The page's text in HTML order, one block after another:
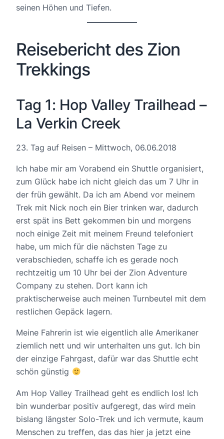
seinen Höhen und Tiefen.
Reisebericht des Zion
Trekkings
Tag 1: Hop Valley Trailhead –
La Verkin Creek
23. Tag auf Reisen – Mittwoch, 06.06.2018
Ich habe mir am Vorabend ein Shuttle organisiert,
zum Glück habe ich nicht gleich das um 7 Uhr in
der früh gewählt. Da ich am Abend vor meinem
Trek mit Nick noch ein Bier trinken war, dadurch
erst spät ins Bett gekommen bin und morgens
noch einige Zeit mit meinem Freund telefoniert
habe, um mich für die nächsten Tage zu
verabschieden, schaffe ich es gerade noch
rechtzeitig um 10 Uhr bei der Zion Adventure
Company zu stehen. Dort kann ich
praktischerweise auch meinen Turnbeutel mit dem
restlichen Gepäck lagern.
Meine Fahrerin ist wie eigentlich alle Amerikaner
ziemlich nett und wir unterhalten uns gut. Ich bin
der einzige Fahrgast, dafür war das Shuttle echt
schön günstig
Am Hop Valley Trailhead geht es endlich los! Ich
bin wunderbar positiv aufgeregt, das wird mein
bislang längster Solo-Trek und ich vermute, kaum
Menschen zu treffen, das das hier ja jetzt eine